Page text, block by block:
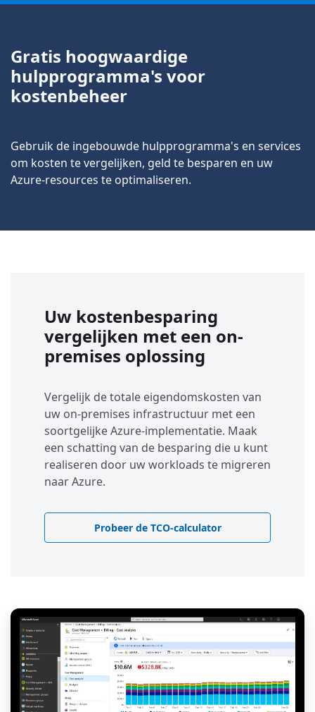
Gratis hoogwaardige
hulpprogramma's voor
kostenbeheer
Gebruik de ingebouwde hulpprogramma's en services
om kosten te vergelijken, geld te besparen en uw
Azure-resources te optimaliseren.
Uw kostenbesparing
vergelijken met een on-
premises oplossing
Vergelijk de totale eigendomskosten van
uw on-premises infrastructuur met een
soortgelijke Azure-implementatie. Maak
een schatting van de besparing die u kunt
realiseren door uw workloads te migreren
naar Azure.
Probeer de TCO-calculator